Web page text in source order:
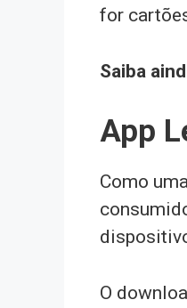
for
Saiba
App
Como
O